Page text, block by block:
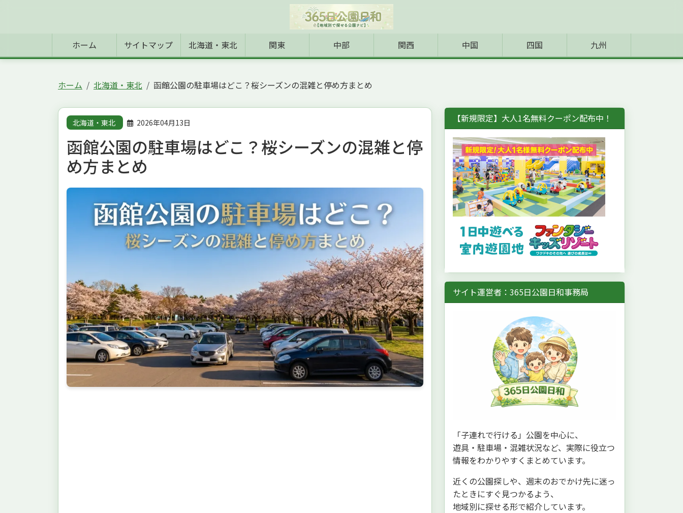
ホーム サイトマップ 北海道・東北 関東 中部 関西 中国 四国 九州
ホーム 北海道・東北 函館公園の駐車場はどこ？桜シーズンの混雑と停め方まとめ
北海道・東北 2026年04月13日
函館公園の駐車場はどこ？桜シーズンの混雑と停
め方まとめ
【新規限定】大人1名無料クーポン配布中！
サイト運営者：365日公園日和事務局
「子連れで行ける」公園を中心に、
遊具・駐車場・混雑状況など、実際に役立つ
情報をわかりやすくまとめています。
近くの公園探しや、週末のおでかけ先に迷っ
たときにすぐ見つかるよう、
地域別に探せる形で紹介しています。